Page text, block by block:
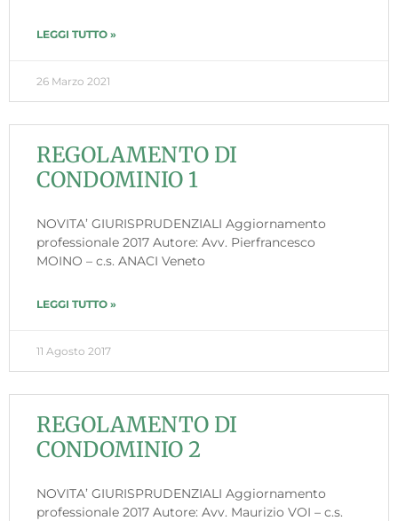
LEGGI TUTTO »
26 Marzo 2021
REGOLAMENTO DI
CONDOMINIO 1
NOVITA’ GIURISPRUDENZIALI Aggiornamento
professionale 2017 Autore: Avv. Pierfrancesco
MOINO – c.s. ANACI Veneto
LEGGI TUTTO »
11 Agosto 2017
REGOLAMENTO DI
CONDOMINIO 2
NOVITA’ GIURISPRUDENZIALI Aggiornamento
professionale 2017 Autore: Avv. Maurizio VOI – c.s.